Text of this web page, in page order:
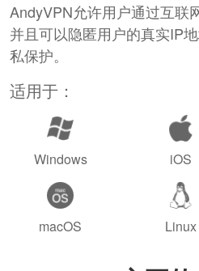
AndyVPN允许用户通过互联
并且可以隐匿用户的真实IP
私保护。
适用于：
Windows iOS
macOS Linux